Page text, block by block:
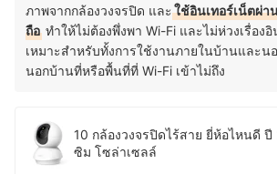
ภาพจากกล้องวงจรปิด และใช้อินเทอร์เน็ตผ่า
ถือ ทำให้ไม่ต้องพึ่งพา Wi-Fi และไม่ห่วงเรื่อง
เหมาะสำหรับทั้งการใช้งานภายในบ้านและน
นอกบ้านที่หรือพื้นที่ที่ Wi-Fi เข้าไม่ถึง
10 กล้องวงจรปิดไร้สาย ยี่ห้อไหนดี ปี
ซิม โซล่าเซลล์